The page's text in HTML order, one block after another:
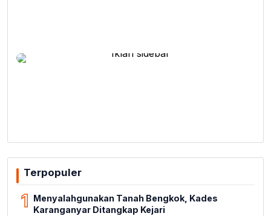
Terpopuler
1 Menyalahgunakan Tanah Bengkok, Kades
Karanganyar Ditangkap Kejari